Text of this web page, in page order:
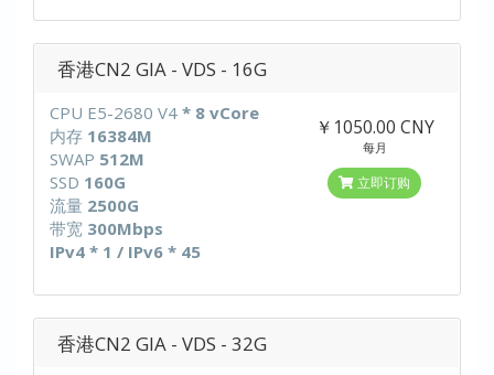
香港CN2 GIA - VDS - 16G
CPU E5-2680 V4 * 8 vCore
内存 16384M
SWAP 512M
SSD 160G
流量 2500G
带宽 300Mbps
IPv4 * 1 / IPv6 * 45
￥1050.00 CNY
每月
立即订购
香港CN2 GIA - VDS - 32G